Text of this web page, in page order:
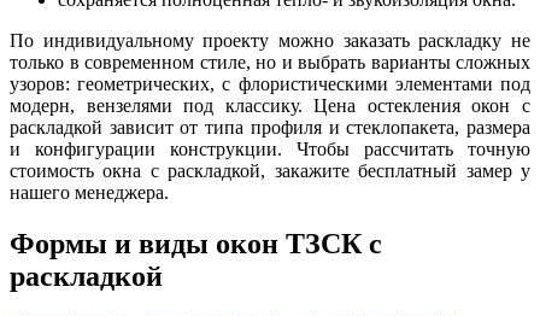
По индивидуальному проекту можно заказать раскладку не
только в современном стиле, но и выбрать варианты сложных
узоров: геометрических, с флористическими элементами под
модерн, вензелями под классику. Цена остекления окон с
раскладкой зависит от типа профиля и стеклопакета, размера
и конфигурации конструкции. Чтобы рассчитать точную
стоимость окна с раскладкой, закажите бесплатный замер у
нашего менеджера.
Формы и виды окон ТЗСК с
раскладкой